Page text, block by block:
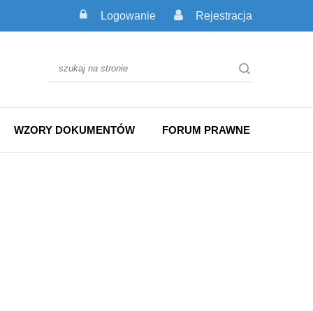
Logowanie Rejestracja
WZORY DOKUMENTÓW FORUM PRAWNE